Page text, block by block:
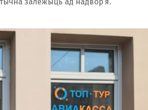
залежыць ад надвор’я.